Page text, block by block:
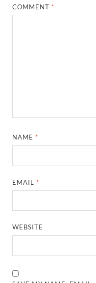
COMMENT *
NAME *
EMAIL *
WEBSITE